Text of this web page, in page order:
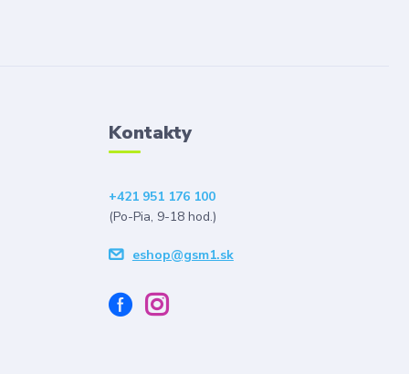
Kontakty
+421 951 176 100
(Po-Pia, 9-18 hod.)
eshop@gsm1.sk